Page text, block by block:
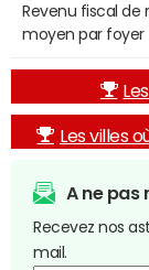
Revenu fiscal de
moyen par foyer
Les villes
A ne pas
Recevez nos
mail.